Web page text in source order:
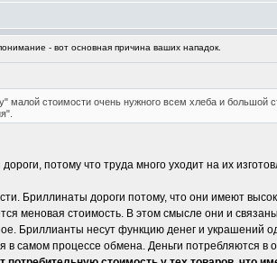
- вот основная причина ваших нападок.
малой стоимости очень нужного всем хлеба и большой
потому что труда много уходит на их
Бриллинаты дороги потому, что они имеют
меновая стоимость. В этом смысле они и
Бриллианты несут функцию денег и
в самом процессе обмена. Деньги потребляются в